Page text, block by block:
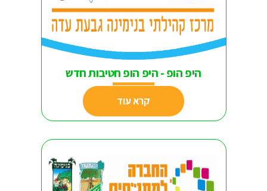
היפ הופ - היפ הופ חטיבות חדש
קרא עוד